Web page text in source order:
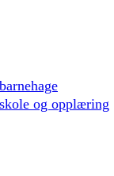
og opplæring